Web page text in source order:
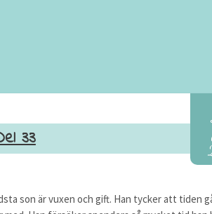
33
son är vuxen och gift. Han tycker att tiden